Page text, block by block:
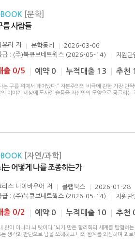
[문학]
름 사람들
유리 저 문학동네
2026-03-06
급 : (주)북큐브네트웍스 (2026-05-14)
지원단
출 0/5 예약 0 누적대출 13 추천 1
는 구름 위에서 태어났다.” 자본주의의 비극에 관한 가장 반
의 이야기 세상에 도사린 슬픔을 자신만의 모양으로 공글리는
[자연/과학]
는 어떻게 나를 조종하는가
리스 나이바우어 저 클랩북스
2026-01-28
급 : (주)북큐브네트웍스 (2026-05-14)
지원단
출 0/2 예약 0 누적대출 10 추천
탓이 아니라 뇌 탓이다.”뇌가 만든 합리화의 세계를 탐험하
는 생각과 판단으로 남을 오해하고 나의 한계를 의심하며 괴로